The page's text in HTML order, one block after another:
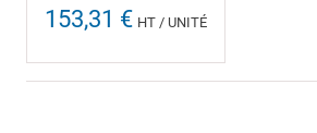
153,31 € HT / UNITÉ